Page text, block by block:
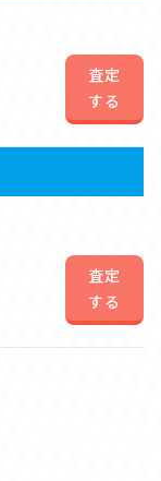
査定
する
査定
する